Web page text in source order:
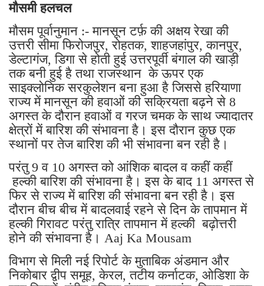
मौसमी हलचल
मौसम पूर्वानुमान :- मानसून टर्फ़ की अक्षय रेखा की
उत्तरी सीमा फिरोजपुर, रोहतक, शाहजहांपुर, कानपुर,
डेल्टागंज, डिगा से होती हुई उत्तरपूर्वी बंगाल की खाड़ी
तक बनी हुई है तथा राजस्थान के ऊपर एक
साइक्लोनिक सरकुलेशन बना हुआ है जिससे हरियाणा
राज्य में मानसून की हवाओं की सक्रियता बढ़ने से 8
अगस्त के दौरान हवाओं व गरज चमक के साथ ज्यादातर
क्षेत्रों में बारिश की संभावना है। इस दौरान कुछ एक
स्थानों पर तेज बारिश की भी संभावना बन रही है।
परंतु 9 व 10 अगस्त को आंशिक बादल व कहीं कहीं
हल्की बारिश की संभावना है। इस के बाद 11 अगस्त से
फिर से राज्य में बारिश की संभावना बन रही है। इस
दौरान बीच बीच में बादलवाई रहने से दिन के तापमान में
हल्की गिरावट परंतु रात्रि तापमान में हल्की बढ़ोत्तरी
होने की संभावना है। Aaj Ka Mousam
विभाग से मिली नई रिपोर्ट के मुताबिक अंडमान और
निकोबार द्वीप समूह, केरल, तटीय कर्नाटक, ओडिशा के